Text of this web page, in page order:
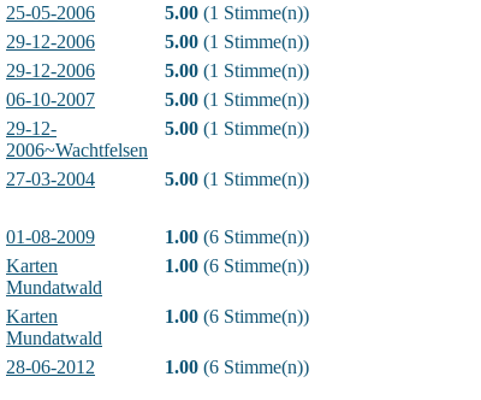
25-05-2006 5.00 (1 Stimme(n))
29-12-2006 5.00 (1 Stimme(n))
29-12-2006 5.00 (1 Stimme(n))
06-10-2007 5.00 (1 Stimme(n))
29-12-
2006~Wachtfelsen
5.00 (1 Stimme(n))
27-03-2004 5.00 (1 Stimme(n))
01-08-2009 1.00 (6 Stimme(n))
Karten
Mundatwald
1.00 (6 Stimme(n))
Karten
Mundatwald
1.00 (6 Stimme(n))
28-06-2012 1.00 (6 Stimme(n))